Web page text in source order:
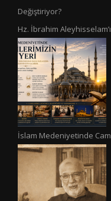
Değiştiriyor?
Hz. İbrahim
İslam Medeniyetinde